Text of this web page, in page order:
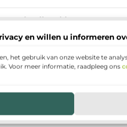
en willen u informeren
gebruik van onze website te
Voor meer informatie, raadpleeg ons
van krullend haar?
haar nodig?